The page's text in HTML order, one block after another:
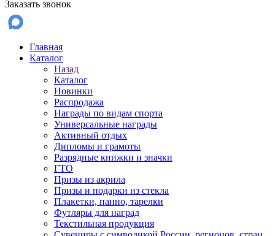
Заказать звонок
Главная
Каталог
Назад
Каталог
Новинки
Распродажа
Награды по видам спорта
Универсальные награды
Активный отдых
Дипломы и грамоты
Разрядные книжки и значки
ГТО
Призы из акрила
Призы и подарки из стекла
Плакетки, панно, тарелки
Футляры для наград
Текстильная продукция